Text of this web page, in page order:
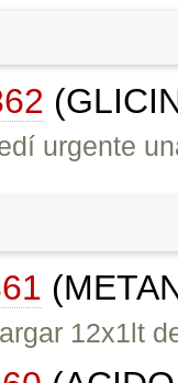
urgente
12x1lt